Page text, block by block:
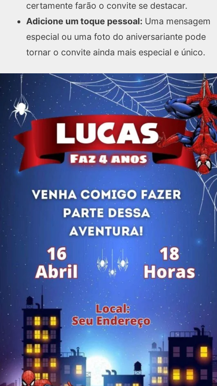
certamente farão o convite se destacar.
Adicione um toque pessoal: Uma mensagem
especial ou uma foto do aniversariante pode
tornar o convite ainda mais especial e único.